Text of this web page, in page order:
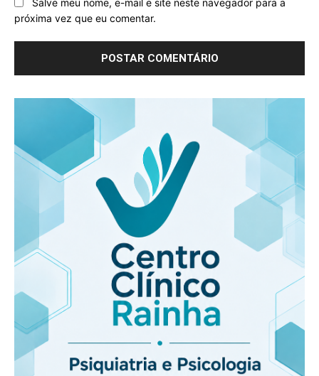
Salve meu nome, e-mail e site neste navegador para a
próxima vez que eu comentar.